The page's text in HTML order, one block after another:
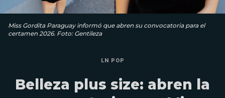
Miss Gordita Paraguay informó que abren su convocatoria para el
certamen 2026. Foto: Gentileza
LN POP
Belleza plus size: abren la